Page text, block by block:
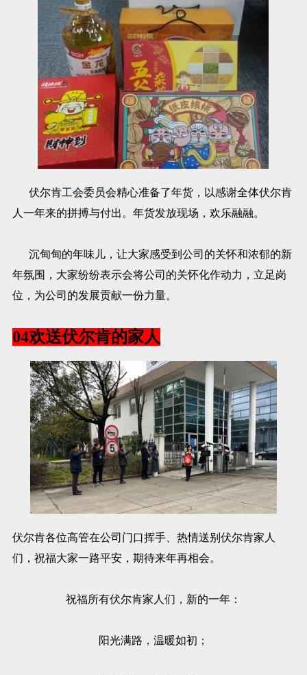
伏尔肯工会委员会精心准备了年货，以感谢全体伏尔肯
人一年来的拼搏与付出。年货发放现场，欢乐融融。
沉甸甸的年味儿，让大家感受到公司的关怀和浓郁的新
年氛围，大家纷纷表示会将公司的关怀化作动力，立足岗
位，为公司的发展贡献一份力量。
04欢送伏尔肯的家人
伏尔肯各位高管在公司门口挥手、热情送别伏尔肯家人
们，祝福大家一路平安，期待来年再相会。
祝福所有伏尔肯家人们，新的一年：
阳光满路，温暖如初；